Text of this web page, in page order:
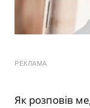
РЕКЛАМА
Як розповів